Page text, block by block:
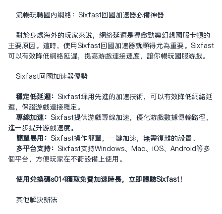
流畅玩转国内网络：Sixfast回国加速器必备神器
对于身处海外的玩家来说，网络延迟是导致劲乐幻想国服卡顿的
主要原因。这时，使用Sixfast回国加速器就显得尤为重要。Sixfast
可以有效降低网络延迟，提高游戏连接速度，让你畅玩国服游戏。
Sixfast回国加速器优势
稳定低延迟： Sixfast采用先进的加速技术，可以有效降低网络延
迟，保证游戏连接稳定。
专线加速： Sixfast提供游戏专线加速，优化游戏数据传输路径，
进一步提升游戏速度。
简单易用： Sixfast操作简单，一键加速，无需复杂的设置。
多平台支持： Sixfast支持Windows、Mac、iOS、Android等多
个平台，方便玩家在不同设备上使用。
使用兑换码s014获取免费加速时长，立即体验Sixfast！
其他解决办法